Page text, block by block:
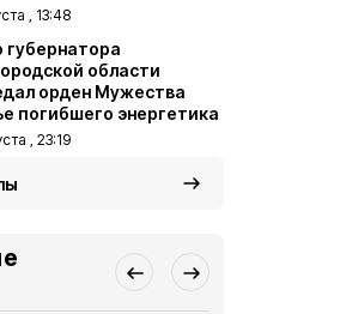
, 13:48
губернатора
области
орден Мужества
погибшего энергетика
, 23:19